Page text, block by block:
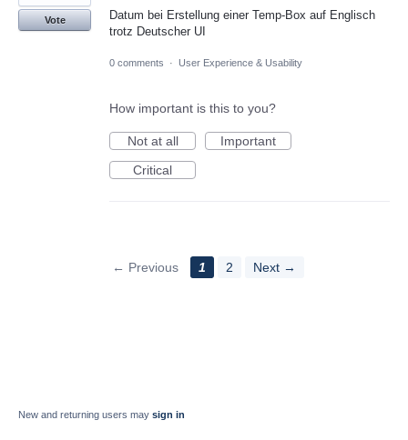
Datum bei Erstellung einer Temp-Box auf Englisch
trotz Deutscher UI
Vote
0 comments · User Experience & Usability
How important is this to you?
Not at all
Important
Critical
← Previous 1 2 Next →
New and returning users may sign in